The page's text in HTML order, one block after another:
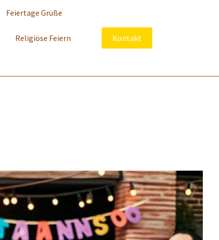
Feiertage Grüße
Religiöse Feiern Kontakt